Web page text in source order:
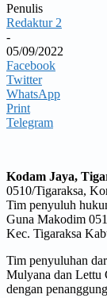
Penulis
Redaktur 2
-
05/09/2022
Facebook
Twitter
WhatsApp
Print
Telegram
Kodam Jaya,
0510/Tigaraksa,
Tim penyuluh
Guna Makodim
Kec. Tigaraksa
Tim penyuluhan
Mulyana dan Lettu
dengan